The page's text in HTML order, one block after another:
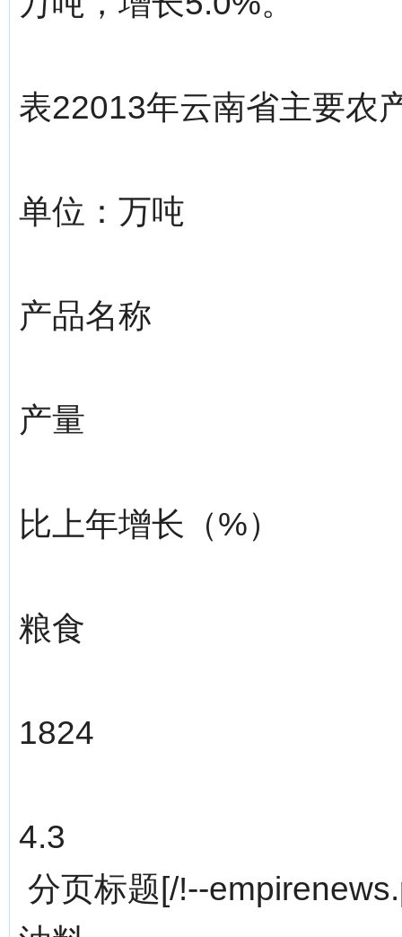
表22013年云南省主要农
单位：万吨
产品名称
产量
比上年增长（%）
粮食
1824
4.3
分页标题[/!--